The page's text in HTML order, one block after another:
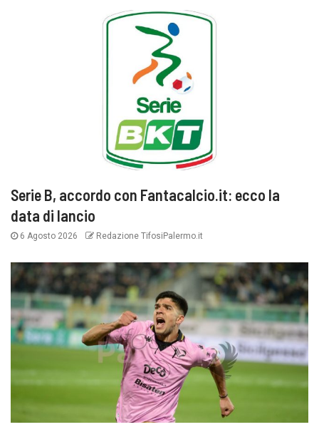
Serie B, accordo con Fantacalcio.it: ecco la
data di lancio
6 Agosto 2026 Redazione TifosiPalermo.it